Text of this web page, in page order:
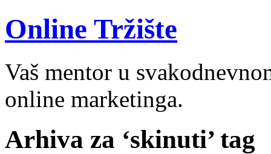
Online Tržište
Vaš mentor u
online marketinga.
Arhiva za ‘skinuti’ tag